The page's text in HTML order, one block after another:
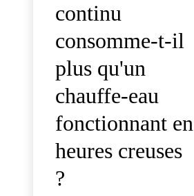
continu
consomme-t-il
plus qu'un
chauffe-eau
fonctionnant en
heures creuses
?